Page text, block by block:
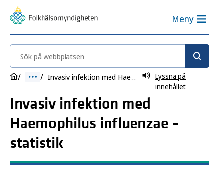
Meny
Sök på webbplatsen
Invasiv infektion med Haemophilus influenzae
Lyssna på
innehållet
Invasiv infektion med
Haemophilus influenzae –
statistik